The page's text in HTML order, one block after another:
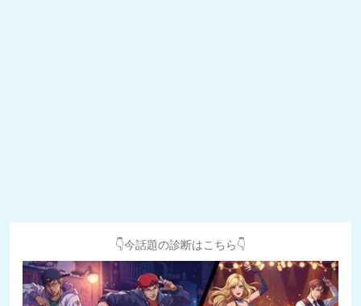
👇今話題の診断はこちら👇